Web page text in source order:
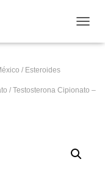
/ Esteroides
/ Testosterona Cipionato –